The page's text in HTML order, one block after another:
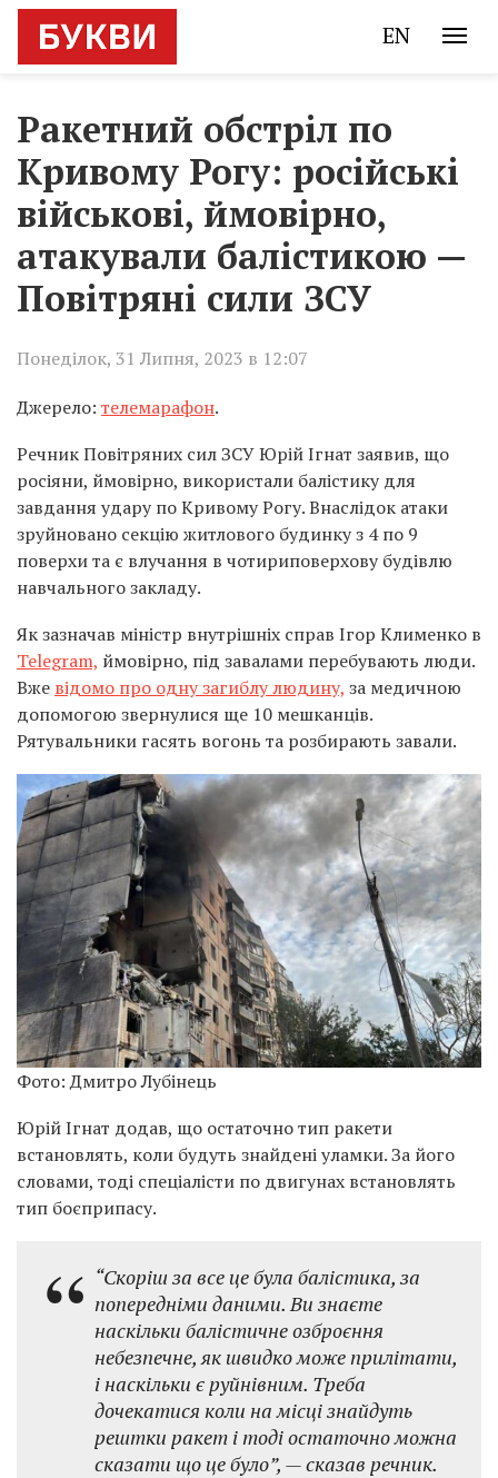
EN
Ракетний обстріл по
Кривому Рогу: російські
військові, ймовірно,
атакували балістикою —
Повітряні сили ЗСУ
Понеділок, 31 Липня, 2023 в 12:07
Джерело: телемарафон.
Речник Повітряних сил ЗСУ Юрій Ігнат заявив, що
росіяни, ймовірно, використали балістику для
завдання удару по Кривому Рогу. Внаслідок атаки
зруйновано секцію житлового будинку з 4 по 9
поверхи та є влучання в чотириповерхову будівлю
навчального закладу.
Як зазначав міністр внутрішніх справ Ігор Клименко в
Telegram, ймовірно, під завалами перебувають люди.
Вже відомо про одну загиблу людину, за медичною
допомогою звернулися ще 10 мешканців.
Рятувальники гасять вогонь та розбирають завали.
Фото: Дмитро Лубінець
Юрій Ігнат додав, що остаточно тип ракети
встановлять, коли будуть знайдені уламки. За його
словами, тоді спеціалісти по двигунах встановлять
тип боєприпасу.
“Скоріш за все це була балістика, за
попередніми даними. Ви знаєте
наскільки балістичне озброєння
небезпечне, як швидко може прилітати,
і наскільки є руйнівним. Треба
дочекатися коли на місці знайдуть
рештки ракет і тоді остаточно можна
сказати що це було”, — сказав речник.